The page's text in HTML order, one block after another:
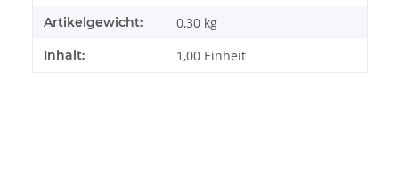
Artikelgewicht: 0,30 kg
Inhalt: 1,00 Einheit